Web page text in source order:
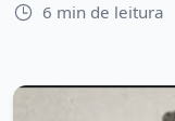
6 min de leitura